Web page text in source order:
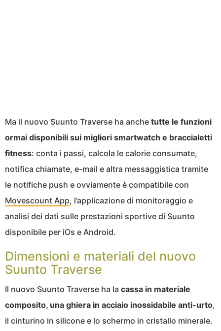
Ma il nuovo Suunto Traverse ha anche tutte le funzioni
ormai disponibili sui migliori smartwatch e braccialetti
fitness: conta i passi, calcola le calorie consumate,
notifica chiamate, e-mail e altra messaggistica tramite
le notifiche push e ovviamente è compatibile con
Movescount App, l’applicazione di monitoraggio e
analisi dei dati sulle prestazioni sportive di Suunto
disponibile per iOs e Android.
Dimensioni e materiali del nuovo
Suunto Traverse
Il nuovo Suunto Traverse ha la cassa in materiale
composito, una ghiera in acciaio inossidabile anti-urto,
il cinturino in silicone e lo schermo in cristallo minerale.